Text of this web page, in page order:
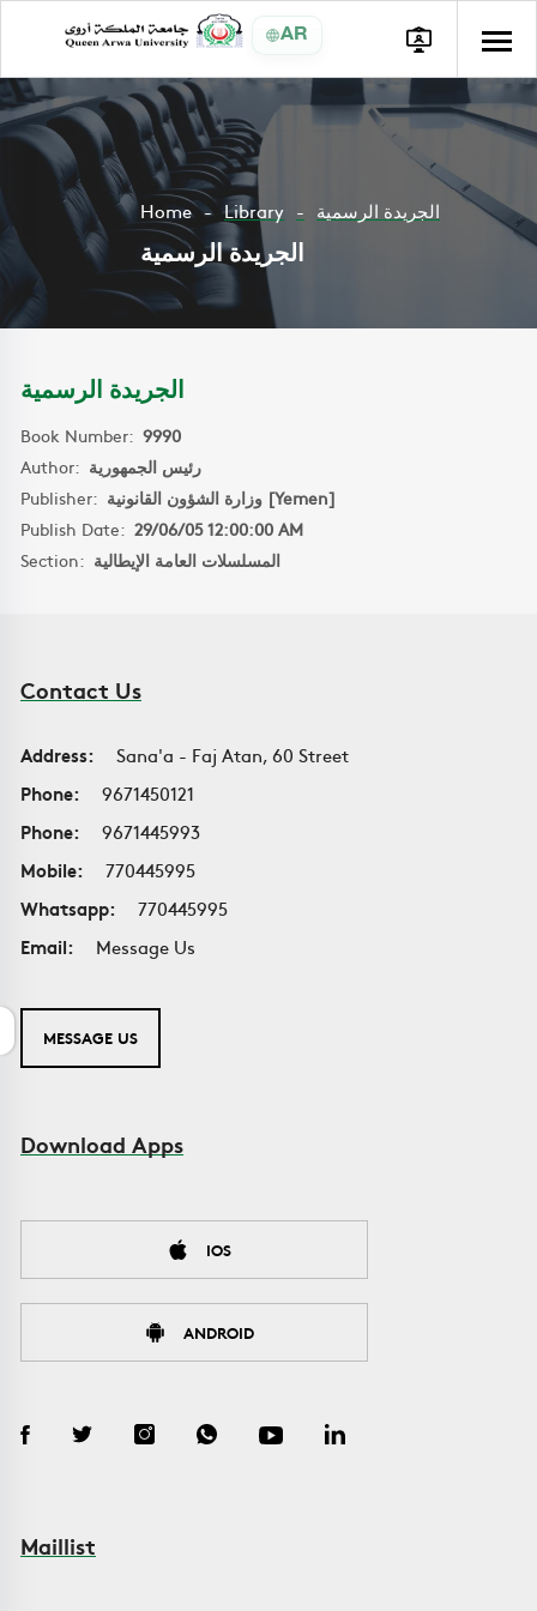
AR
Home Library الجريدة الرسمية
الجريدة الرسمية
الجريدة الرسمية
Book Number: 9990
Author: رئيس الجمهورية
Publisher:
وزارة الشؤون القانونية [Yemen]
Publish Date: 29/06/05 12:00:00 AM
Section: المسلسلات العامة الإيطالية
Contact Us
Address:
Sana'a - Faj Atan, 60 Street
Phone:
9671450121
Phone:
9671445993
Mobile:
770445995
Whatsapp:
770445995
Email:
Message Us
MESSAGE US
Download Apps
IOS
ANDROID
Maillist